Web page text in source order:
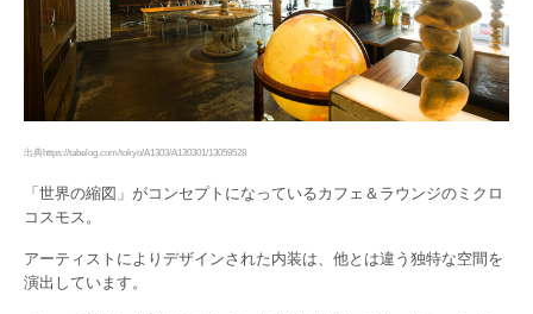
出典https://tabelog.com/tokyo/A1303/A130301/13059528
「世界の縮図」がコンセプトになっているカフェ＆ラウンジのミクロ
コスモス。
アーティストによりデザインされた内装は、他とは違う独特な空間を
演出しています。